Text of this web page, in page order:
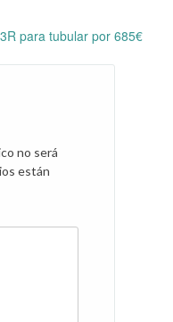
para tubular por 685€
no será
están